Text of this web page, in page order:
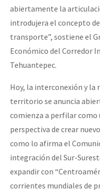
abiertamente la
introdujera el concepto
transporte”, sostiene el
Económico del Corredor
Tehuantepec.
Hoy, la interconexión y la
territorio se anuncia
comienza a perfilar como
perspectiva de crear
como lo afirma el
integración del Sur-
expandir con
corrientes mundiales de